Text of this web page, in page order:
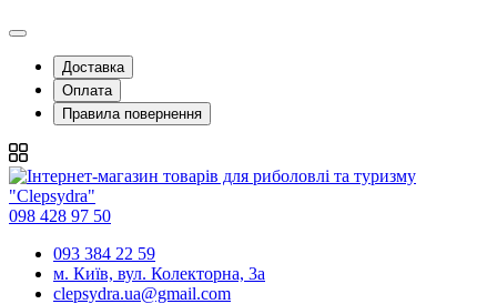
Доставка
Оплата
Правила повернення
098 428 97 50
093 384 22 59
м. Київ, вул. Колекторна, 3а
clepsydra.ua@gmail.com